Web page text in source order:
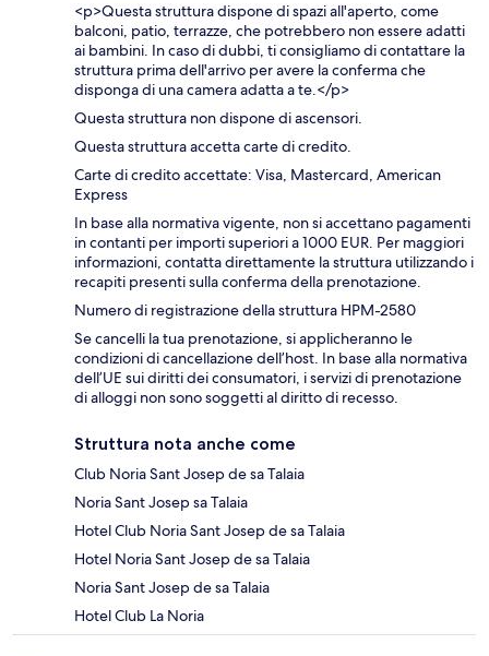
<p>Questa struttura dispone di spazi all'aperto, come
balconi, patio, terrazze, che potrebbero non essere adatti
ai bambini. In caso di dubbi, ti consigliamo di contattare la
struttura prima dell'arrivo per avere la conferma che
disponga di una camera adatta a te.</p>
Questa struttura non dispone di ascensori.
Questa struttura accetta carte di credito.
Carte di credito accettate: Visa, Mastercard, American
Express
In base alla normativa vigente, non si accettano pagamenti
in contanti per importi superiori a 1000 EUR. Per maggiori
informazioni, contatta direttamente la struttura utilizzando i
recapiti presenti sulla conferma della prenotazione.
Numero di registrazione della struttura HPM-2580
Se cancelli la tua prenotazione, si applicheranno le
condizioni di cancellazione dell’host. In base alla normativa
dell’UE sui diritti dei consumatori, i servizi di prenotazione
di alloggi non sono soggetti al diritto di recesso.
Struttura nota anche come
Club Noria Sant Josep de sa Talaia
Noria Sant Josep sa Talaia
Hotel Club Noria Sant Josep de sa Talaia
Hotel Noria Sant Josep de sa Talaia
Noria Sant Josep de sa Talaia
Hotel Club La Noria